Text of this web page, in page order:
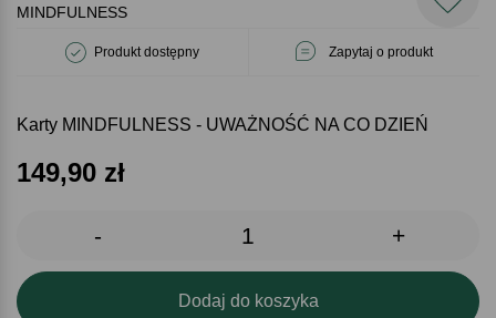
MINDFULNESS
Produkt dostępny Zapytaj o produkt
Karty MINDFULNESS - UWAŻNOŚĆ NA CO DZIEŃ
149,90 zł
- +
Dodaj do koszyka